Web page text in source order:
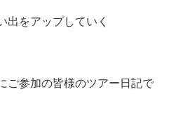
出をアップしていく
ご参加の皆様のツアー日記で